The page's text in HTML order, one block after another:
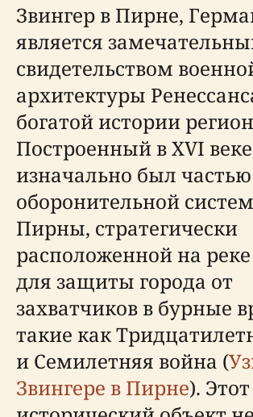
Звингер в Пирне,
является
свидетельством
архитектуры
богатой истории
Построенный в XVI
изначально был частью
оборонительной
Пирны, стратегически
расположенной на
для защиты города от
захватчиков в бурные
такие как
и Семилетняя война (
Звингере в Пирне). Этот